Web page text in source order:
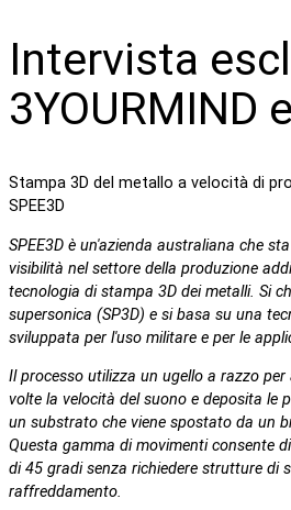
Intervista
3YOURMIND
Stampa 3D del metallo a velocità di
SPEE3D
SPEE3D è un'azienda australiana che
visibilità nel settore della produzione
tecnologia di stampa 3D dei metalli. Si
supersonica (SP3D) e si basa su una
sviluppata per l'uso militare e per le
Il processo utilizza un ugello a razzo
volte la velocità del suono e deposita le
un substrato che viene spostato da un
Questa gamma di movimenti consente
di 45 gradi senza richiedere strutture di
raffreddamento.